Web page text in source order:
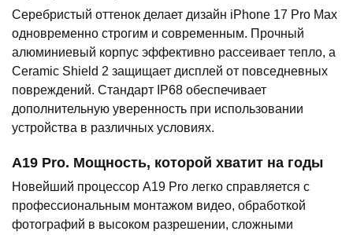
Серебристый оттенок делает дизайн iPhone 17 Pro Max
одновременно строгим и современным. Прочный
алюминиевый корпус эффективно рассеивает тепло, а
Ceramic Shield 2 защищает дисплей от повседневных
повреждений. Стандарт IP68 обеспечивает
дополнительную уверенность при использовании
устройства в различных условиях.
A19 Pro. Мощность, которой хватит на годы
Новейший процессор A19 Pro легко справляется с
профессиональным монтажом видео, обработкой
фотографий в высоком разрешении, сложными